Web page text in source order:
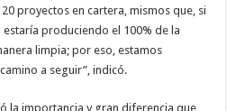
proyectos en cartera, mismos que, si
produciendo el 100% de la
limpia; por eso, estamos
a seguir”, indicó.
la importancia y gran diferencia que